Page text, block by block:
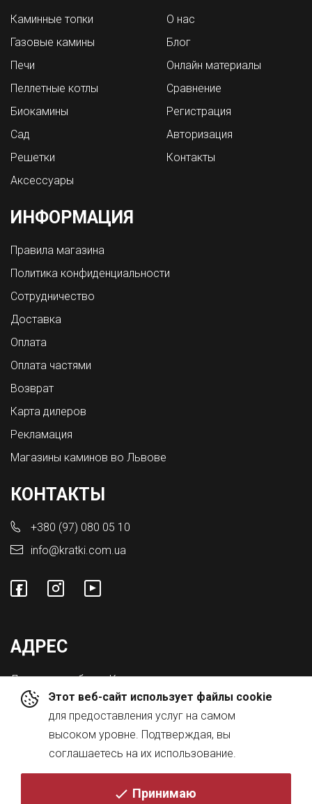
Этот веб-сайт использует файлы cookie
для предоставления услуг на самом
высоком уровне. Подтверждая, вы
соглашаетесь на их использование.
Принимаю
Каминные топки
Газовые камины
Печи
Пеллетные котлы
Биокамины
Сад
Решетки
Аксессуары
О нас
Блог
Онлайн материалы
Сравнение
Регистрация
Авторизация
Контакты
ИНФОРМАЦИЯ
Правила магазина
Политика конфиденциальности
Сотрудничество
Доставка
Оплата
Оплата частями
Возврат
Карта дилеров
Рекламация
Магазины каминов во Львове
КОНТАКТЫ
+380 (97) 080 05 10
info@kratki.com.ua
АДРЕС
Львовская обл., с. Конопниця,
ул. Городоцкая 8а